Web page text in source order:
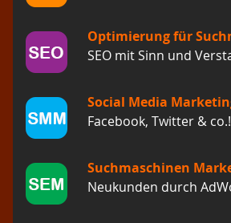
Optimierung für
SEO mit Sinn und
Social Media
Facebook, Twitter & co.!
Suchmaschinen
Neukunden durch